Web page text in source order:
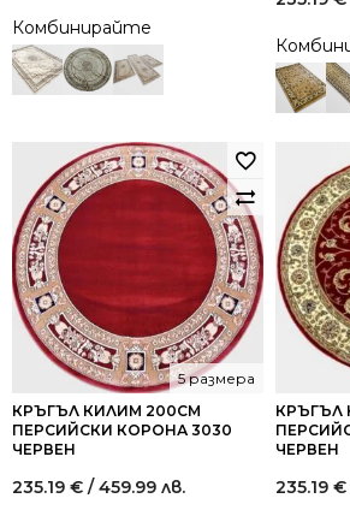
Комбинирайте
КРЪГЪЛ КИЛИМ 200СМ
ПЕРСИЙСКИ КОРОНА 3030
ЧЕРВЕН
5 размера
235.19 € / 459.99 лв.
КРЪГЪЛ
ЧЕРВЕН
235.19 €